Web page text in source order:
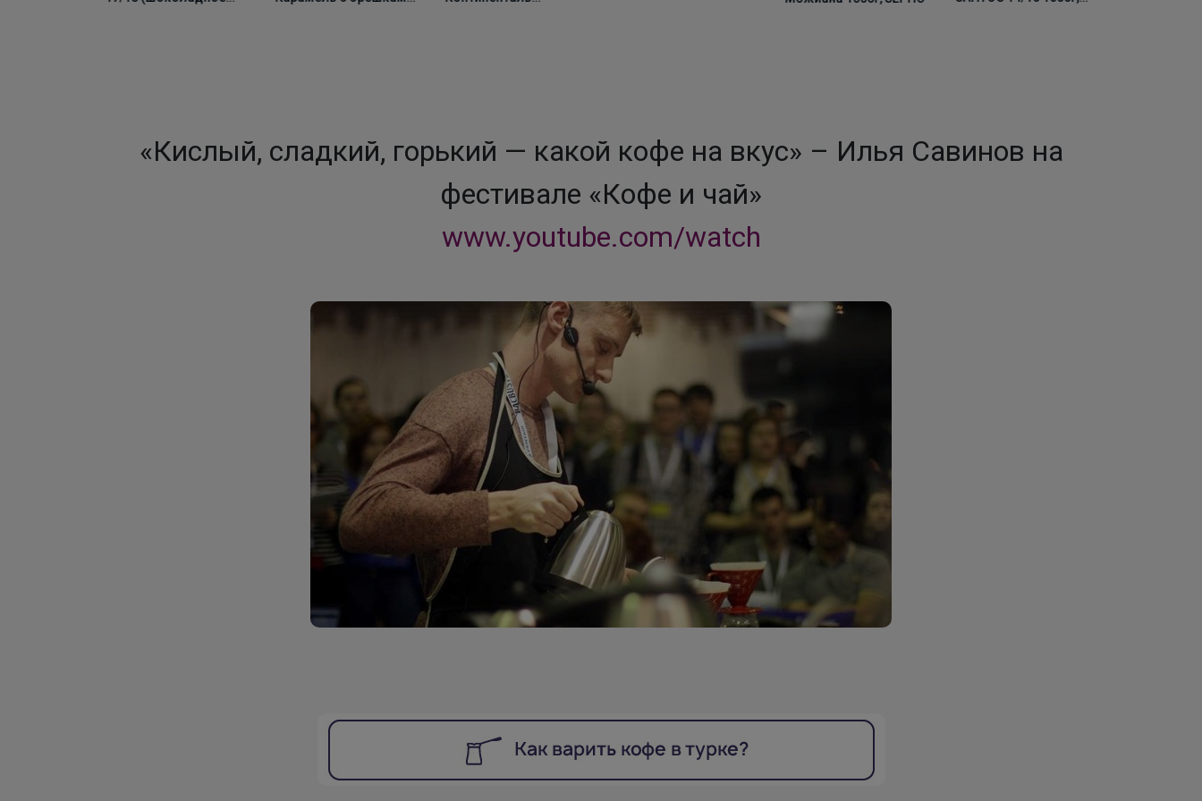
«Кислый, сладкий, горький — какой кофе на вкус» – Илья Савинов на
фестивале «Кофе и чай»
www.youtube.com/watch
Эмилия!
Легкий, прочный и отмывается за пару минут